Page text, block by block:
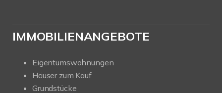
IMMOBILIENANGEBOTE
Eigentumswohnungen
Häuser zum Kauf
Grundstücke